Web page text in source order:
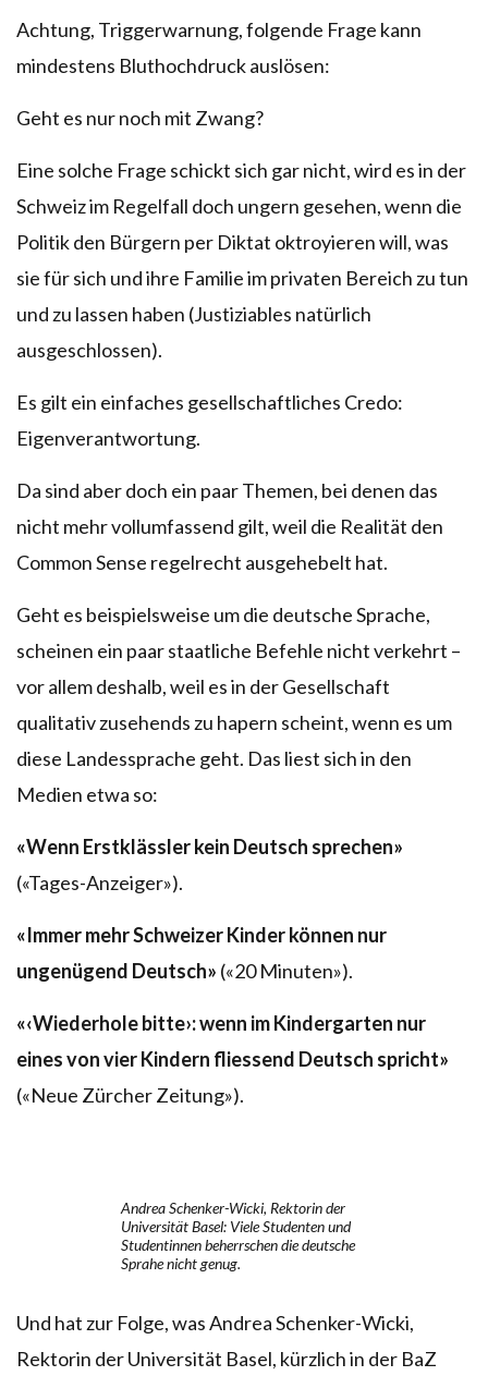
Achtung, Triggerwarnung, folgende Frage kann
mindestens Bluthochdruck auslösen:
Geht es nur noch mit Zwang?
Eine solche Frage schickt sich gar nicht, wird es in der
Schweiz im Regelfall doch ungern gesehen, wenn die
Politik den Bürgern per Diktat oktroyieren will, was
sie für sich und ihre Familie im privaten Bereich zu tun
und zu lassen haben (Justiziables natürlich
ausgeschlossen).
Es gilt ein einfaches gesellschaftliches Credo:
Eigenverantwortung.
Da sind aber doch ein paar Themen, bei denen das
nicht mehr vollumfassend gilt, weil die Realität den
Common Sense regelrecht ausgehebelt hat.
Geht es beispielsweise um die deutsche Sprache,
scheinen ein paar staatliche Befehle nicht verkehrt –
vor allem deshalb, weil es in der Gesellschaft
qualitativ zusehends zu hapern scheint, wenn es um
diese Landessprache geht. Das liest sich in den
Medien etwa so:
«Wenn Erstklässler kein Deutsch sprechen»
(«Tages-Anzeiger»).
«Immer mehr Schweizer Kinder können nur
ungenügend Deutsch» («20 Minuten»).
«‹Wiederhole bitte›: wenn im Kindergarten nur
eines von vier Kindern fliessend Deutsch spricht»
(«Neue Zürcher Zeitung»).
Andrea Schenker-Wicki, Rektorin der
Universität Basel: Viele Studenten und
Studentinnen beherrschen die deutsche
Sprahe nicht genug.
Und hat zur Folge, was Andrea Schenker-Wicki,
Rektorin der Universität Basel, kürzlich in der BaZ